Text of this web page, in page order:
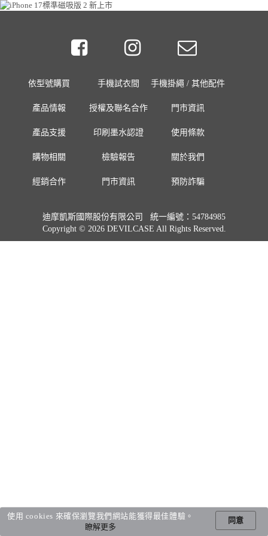
依型號購買 手機試衣間 手機掛繩 / 其他配件
產品情報 授權及聯名合作 門市資訊
產品支援 印刷墨水認證 使用條款
購物相關 檢驗報告 關於我們
經銷合作 門市資訊 預防詐騙
迪摩凱斯國際股份有限公司 統一編號：54784985
Copyright © 2026 DEVILCASE All Rights Reserved.
使用 cookies 來確保瀏覽我們網站能獲得最佳體驗。
瞭解更多
同意